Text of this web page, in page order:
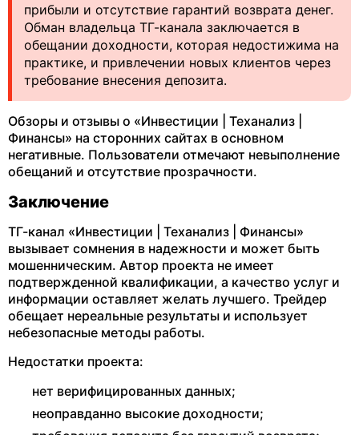
прибыли и отсутствие гарантий возврата денег.
Обман владельца ТГ-канала заключается в
обещании доходности, которая недостижима на
практике, и привлечении новых клиентов через
требование внесения депозита.
Обзоры и отзывы о «Инвестиции | Теханализ |
Финансы» на сторонних сайтах в основном
негативные. Пользователи отмечают невыполнение
обещаний и отсутствие прозрачности.
Заключение
ТГ-канал «Инвестиции | Теханализ | Финансы»
вызывает сомнения в надежности и может быть
мошенническим. Автор проекта не имеет
подтвержденной квалификации, а качество услуг и
информации оставляет желать лучшего. Трейдер
обещает нереальные результаты и использует
небезопасные методы работы.
Недостатки проекта:
нет верифицированных данных;
неоправданно высокие доходности;